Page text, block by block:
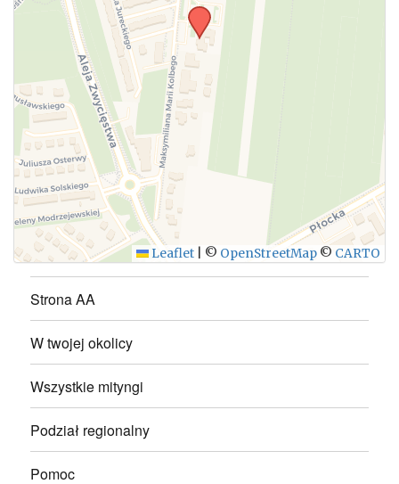
WYŚLIJ
Leaflet © OpenStreetMap © CARTO
Strona AA
W twojej okolicy
Wszystkie mityngi
Podział regionalny
Pomoc